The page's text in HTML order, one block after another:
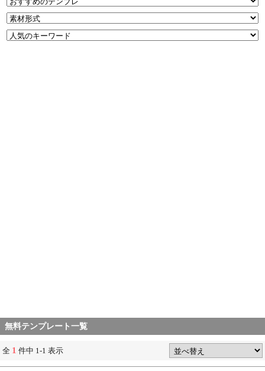
無料テンプレート一覧
全 1 件中 1-1 表示